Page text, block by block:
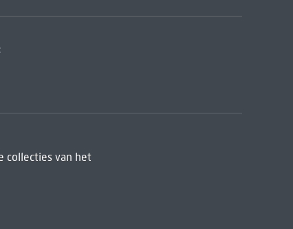
collecties van het